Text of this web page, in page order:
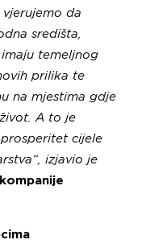
da
središta,
temeljnog
prilika te
na mjestima gdje
A to je
cijele
izjavio je